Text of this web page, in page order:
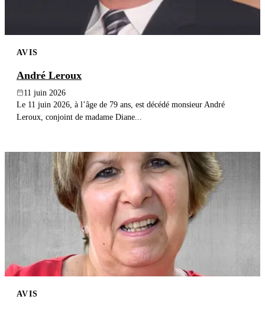
AVIS
André Leroux
11 juin 2026
Le 11 juin 2026, à l’âge de 79 ans, est décédé monsieur André
Leroux, conjoint de madame Diane...
AVIS